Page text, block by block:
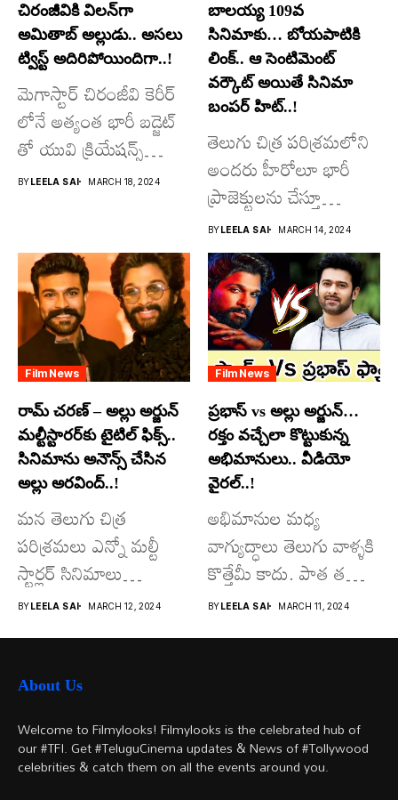
చిరంజీవికి విలన్‌గా
అమితాబ్ అల్లుడు.. అసలు
ట్విస్ట్ అదిరిపోయిందిగా..!
మెగాస్టార్ చిరంజీవి కెరీర్
లోనే అత్యంత భారీ బడ్జెట్
తో యువి క్రియేషన్స్
రూపొందిస్తున్న
BYLEELA SAI MARCH 18, 2024
బాలయ్య 109వ
సినిమాకు… బోయపాటికి
లింక్.. ఆ సెంటిమెంట్
వర్కౌట్ అయితే సినిమా
బంపర్ హిట్..!
తెలుగు చిత్ర పరిశ్రమలోని
అందరు హీరోలూ భారీ
ప్రాజెక్టులను చేస్తూ
దూసుకుపోతోన్నారు.
అందులో కొందరు
మాత్రమే...
BYLEELA SAI MARCH 14, 2024
Film News
రామ్ చరణ్ – అల్లు అర్జున్
మల్టీస్టారర్​కు టైటిల్ ఫిక్స్..
సినిమాను అనౌన్స్ చేసిన
అల్లు అరవింద్..!
మన తెలుగు చిత్ర
పరిశ్రమలు ఎన్నో మల్టీ
స్టార్లర్ సినిమాలు
వచ్చాయి.. కొన్ని సినిమాలు
అయితే...
BY LEELA SAI MARCH 12, 2024
Film News
ప్రభాస్ vs అల్లు అర్జున్…
రక్తం వచ్చేలా కొట్టుకున్న
అభిమానులు.. వీడియో
వైరల్..!
అభిమానుల మధ్య
వాగ్యుద్ధాలు తెలుగు వాళ్ళకి
కొత్తేమీ కాదు. పాత తరం
నటుల నుంచి నేటి...
BY LEELA SAI MARCH 11, 2024
About Us
Welcome to Filmylooks! Filmylooks is the celebrated hub of
our #TFI. Get #TeluguCinema updates & News of #Tollywood
celebrities & catch them on all the events around you.